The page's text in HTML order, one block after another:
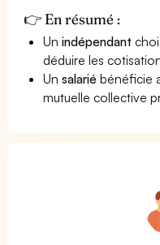
👉 En résumé :
Unindépendant
déduire les
Unsalarié bénéficie
mutuelle collective